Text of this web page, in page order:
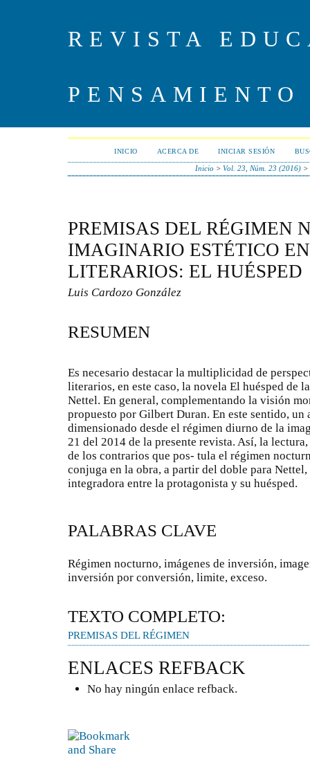
REVISTA
PENSAMIENTO
INICIO ACERCA DE INICIAR SESIÓN
Inicio> Vol. 23, Núm. 23 (2016)>
PREMISAS DEL RÉGIMEN
IMAGINARIO ESTÉTICO
LITERARIOS: EL HUÉSPED
Luis Cardozo González
RESUMEN
Es necesario destacar la multiplicidad de
literarios, en este caso, la novela El huésped de
Nettel. En general, complementando la visión
propuesto por Gilbert Duran. En este sentido, un
dimensionado desde el régimen diurno de la
21 del 2014 de la presente revista. Así, la
de los contrarios que pos- tula el régimen
conjuga en la obra, a partir del doble para
integradora entre la protagonista y su huésped.
PALABRAS CLAVE
Régimen nocturno, imágenes de inversión,
inversión por conversión, limite, exceso.
TEXTO COMPLETO:
PREMISAS DEL RÉGIMEN
ENLACES REFBACK
No hay ningún enlace refback.